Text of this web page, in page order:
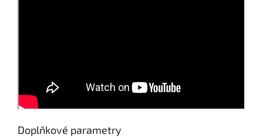
Doplňkové parametry